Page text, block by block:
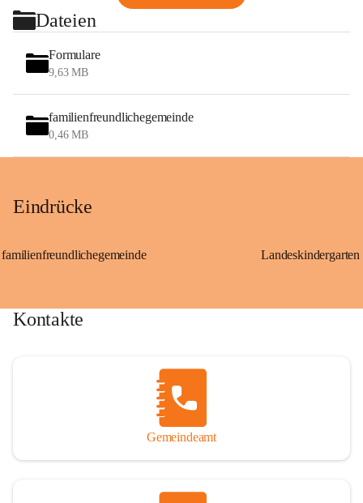
Dateien
Formulare
9,63 MB
familienfreundlichegemeinde
0,46 MB
Eindrücke
familienfreundlichegemeinde
Kontakte
Gemeindeamt